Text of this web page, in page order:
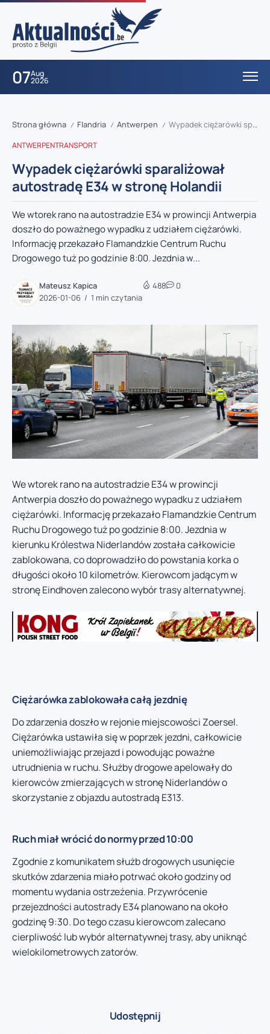
07Aug
2026
Strona główna / Flandria / Antwerpen / Wypadek ciężarówki sparaliżował autostradę E34 w stronę Holandii
ANTWERPENTRANSPORT
Wypadek ciężarówki sparaliżował
autostradę E34 w stronę Holandii
We wtorek rano na autostradzie E34 w prowincji Antwerpia
doszło do poważnego wypadku z udziałem ciężarówki.
Informację przekazało Flamandzkie Centrum Ruchu
Drogowego tuż po godzinie 8:00. Jezdnia w...
Mateusz Kapica
2026-01-06
1 min czytania
488 0
We wtorek rano na autostradzie E34 w prowincji
Antwerpia doszło do poważnego wypadku z udziałem
ciężarówki. Informację przekazało Flamandzkie Centrum
Ruchu Drogowego tuż po godzinie 8:00. Jezdnia w
kierunku Królestwa Niderlandów została całkowicie
zablokowana, co doprowadziło do powstania korka o
długości około 10 kilometrów. Kierowcom jadącym w
stronę Eindhoven zalecono wybór trasy alternatywnej.
Ciężarówka zablokowała całą jezdnię
Do zdarzenia doszło w rejonie miejscowości Zoersel.
Ciężarówka ustawiła się w poprzek jezdni, całkowicie
uniemożliwiając przejazd i powodując poważne
utrudnienia w ruchu. Służby drogowe apelowały do
kierowców zmierzających w stronę Niderlandów o
skorzystanie z objazdu autostradą E313.
Ruch miał wrócić do normy przed 10:00
Zgodnie z komunikatem służb drogowych usunięcie
skutków zdarzenia miało potrwać około godziny od
momentu wydania ostrzeżenia. Przywrócenie
przejezdności autostrady E34 planowano na około
godzinę 9:30. Do tego czasu kierowcom zalecano
cierpliwość lub wybór alternatywnej trasy, aby uniknąć
wielokilometrowych zatorów.
Udostępnij